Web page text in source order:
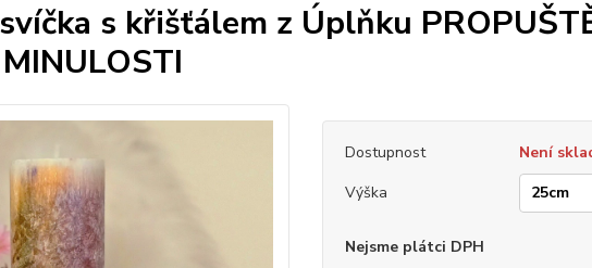
s křišťálem z Úplňku
Dostupnost
Není
Výška
Nejsme plátci DPH